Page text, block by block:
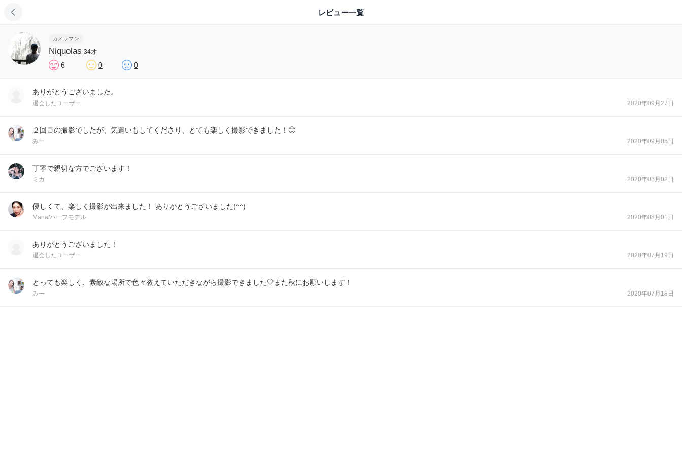
レビュー一覧
カメラマン
Niquolas 34才
6 0 0
ありがとうございました。
退会したユーザー 2020年09月27日
２回目の撮影でしたが、気遣いもしてくださり、とても楽しく撮影できました！🙂
みー 2020年09月05日
丁寧で親切な方でございます！
ミカ 2020年08月02日
優しくて、楽しく撮影が出来ました！ ありがとうございました(^^)
Mana/ハーフモデル 2020年08月01日
ありがとうございました！
退会したユーザー 2020年07月19日
とっても楽しく、素敵な場所で色々教えていただきながら撮影できました🤍また秋にお願いします！
みー 2020年07月18日